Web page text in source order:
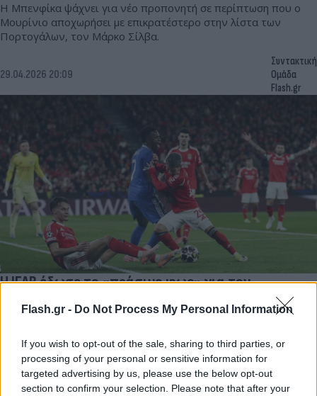
Flash.gr - Do Not Process My Personal Information
If you wish to opt-out of the sale, sharing to third parties, or
processing of your personal or sensitive information for
targeted advertising by us, please use the below opt-out
section to confirm your selection. Please note that after your
Η Μπενφίκα ψάχνει για νέο προπονητή σε περίπτωση που ο
Μoυρίνιο αποχωρήσει με επικρατέστερο στην λίστα των
Πορτογάλων, τον Μάρκο Σίλβα.
29.04.2026 20:09
Συντακτική
Ομάδα
Flash.gr
Η IFAB έδωσε το «πράσινο φως» για τον
κανονισμό «Βινίσιους» στο Παγκόσμιο Κύπελλο
Βινίσιους με τον Πρεστιάνι φαίνεται να μπαίνει σε χρήση στο
Παγκόσμιο Κύπελλο.
29.04.2026 08:52
Συντακτική
Ομάδα